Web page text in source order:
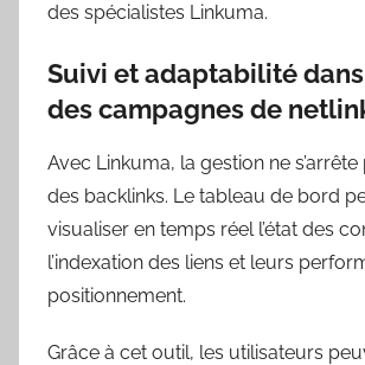
des spécialistes Linkuma.
Suivi et adaptabilité
des campagnes de
Avec Linkuma, la gestion ne s’arrête
des backlinks. Le tableau de bord
visualiser en temps réel l’état des
l’indexation des liens et leurs
positionnement.
Grâce à cet outil, les utilisateurs